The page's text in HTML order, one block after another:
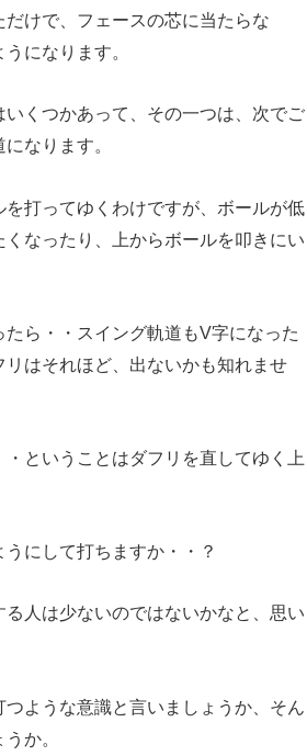
けで、フェースの芯に当たらな
になります。
くつかあって、その一つは、次でご
なります。
打ってゆくわけですが、ボールが低
なったり、上からボールを叩きにい
ら・・スイング軌道もV字になった
はそれほど、出ないかも知れませ
ということはダフリを直してゆく上
にして打ちますか・・？
人は少ないのではないかなと、思い
ような意識と言いましょうか、そん
か。